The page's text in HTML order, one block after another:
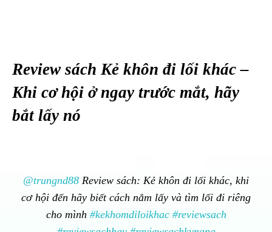
Review sách Kẻ khôn đi lối khác –
Khi cơ hội ở ngay trước mắt, hãy
bắt lấy nó
@trungnd88 Review sách: Kẻ khôn đi lối khác, khi
cơ hội đến hãy biết cách nắm lấy và tìm lối đi riêng
cho mình #kekhomdiloikhac #reviewsach